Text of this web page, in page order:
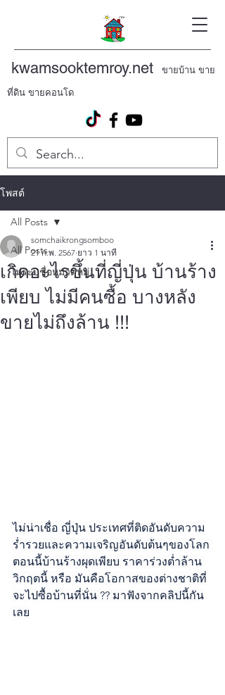
kwamsooktemroy.net ขายบ้าน ขาย
ที่ดิน ขายคอนโด
โพสต์
All Posts
ไม่ระบุชื่อหมวดหมู่
All Posts
เกิดอะไรขึ้นที่ญี่ปุ่น บ้านร้าง
เพียบ ไม่มีคนซื้อ บางหลัง
ขายไม่ถึงล้าน !!!
somchaikrongsomboo
21 ก.พ. 2567 ยาว 1 นาที
ไม่น่าเชื่อ ญี่ปุ่น ประเทศที่ติดอันดับความ
ร่ำรวยและความเจริญอันดับต้นๆของโลก
ตอนนี้บ้านร้างผุดเพียบ ราคาร่วงต่ำล้าน
วิกฤตนี้ หรือ มันคือโอกาสของต่างชาติที่
จะไปซื้อบ้านที่นั่น ?? มาฟังจากคลิปนี้กัน
เลย